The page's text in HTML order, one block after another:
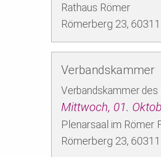
Rathaus Römer
Römerberg 23, 60311
Verbandskammer
Verbandskammer des
Mittwoch, 01.
Plenarsaal im Römer
Römerberg 23, 60311